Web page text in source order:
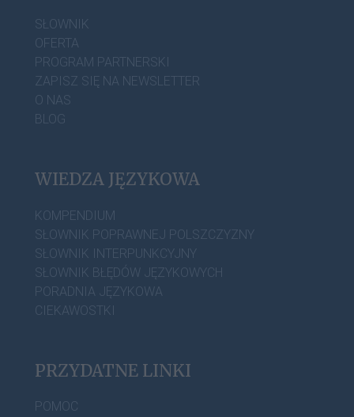
SŁOWNIK
OFERTA
PROGRAM PARTNERSKI
ZAPISZ SIĘ NA NEWSLETTER
O NAS
BLOG
WIEDZA JĘZYKOWA
KOMPENDIUM
SŁOWNIK POPRAWNEJ POLSZCZYZNY
SŁOWNIK INTERPUNKCYJNY
SŁOWNIK BŁĘDÓW JĘZYKOWYCH
PORADNIA JĘZYKOWA
CIEKAWOSTKI
PRZYDATNE LINKI
POMOC